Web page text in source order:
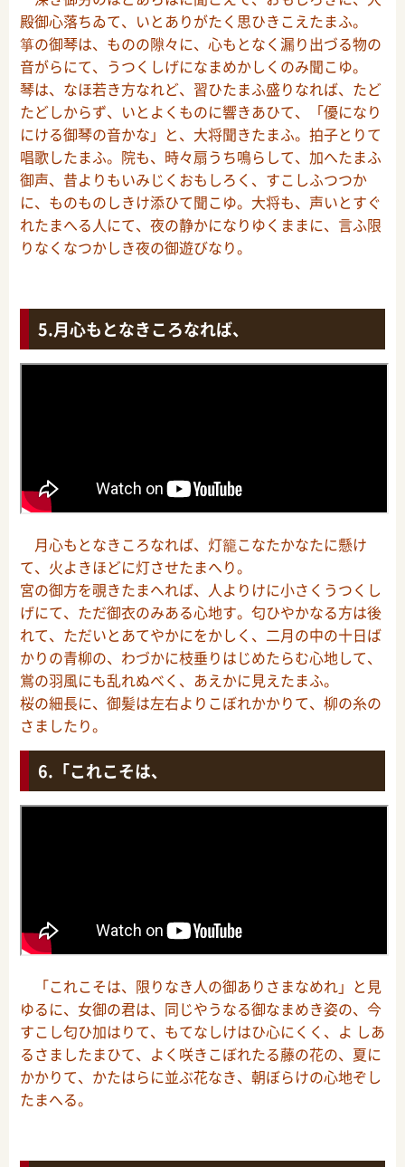
殿御心落ちゐて、いとありがたく思ひきこえたまふ。
箏の御琴は、ものの隙々に、心もとなく漏り出づる物の
音がらにて、うつくしげになまめかしくのみ聞こゆ。
琴は、なほ若き方なれど、習ひたまふ盛りなれば、たど
たどしからず、いとよくものに響きあひて、「優になり
にける御琴の音かな」と、大将聞きたまふ。拍子とりて
唱歌したまふ。院も、時々扇うち鳴らして、加へたまふ
御声、昔よりもいみじくおもしろく、すこしふつつか
に、ものものしきけ添ひて聞こゆ。大将も、声いとすぐ
れたまへる人にて、夜の静かになりゆくままに、言ふ限
りなくなつかしき夜の御遊びなり。
月心もとなきころなれば、
月心もとなきころなれば、灯籠こなたかなたに懸け
て、火よきほどに灯させたまへり。
宮の御方を覗きたまへれば、人よりけに小さくうつくし
げにて、ただ御衣のみある心地す。匂ひやかなる方は後
れて、ただいとあてやかにをかしく、二月の中の十日ば
かりの青柳の、わづかに枝垂りはじめたらむ心地して、
鴬の羽風にも乱れぬべく、あえかに見えたまふ。
桜の細長に、御髪は左右よりこぼれかかりて、柳の糸の
さましたり。
「これこそは、
「これこそは、限りなき人の御ありさまなめれ」と見
ゆるに、女御の君は、同じやうなる御なまめき姿の、今
すこし匂ひ加はりて、もてなしけはひ心にくく、よ しあ
るさましたまひて、よく咲きこぼれたる藤の花の、夏に
かかりて、かたはらに並ぶ花なき、朝ぼらけの心地ぞし
たまへる。